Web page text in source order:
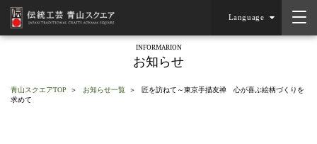
Language
INFORMARION
お知らせ
青山スクエアTOP お知らせ一覧
匠を訪ねて～東京手描友禅 心が喜ぶ絵柄づくりを
求めて